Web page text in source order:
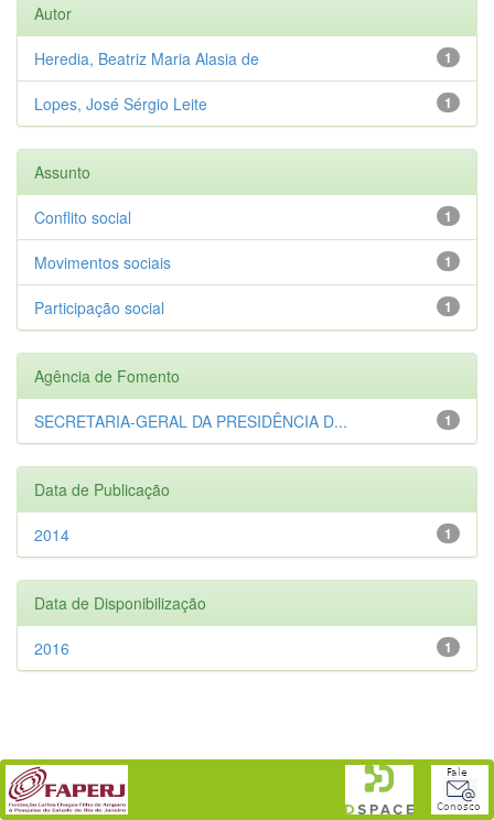
Autor
1
Heredia, Beatriz Maria Alasia de
1
Lopes, José Sérgio Leite
Assunto
1
Conflito social
1
Movimentos sociais
1
Participação social
Agência de Fomento
1
SECRETARIA-GERAL DA PRESIDÊNCIA D...
Data de Publicação
1
2014
Data de Disponibilização
1
2016